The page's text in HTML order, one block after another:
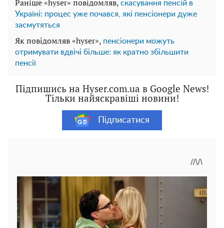
Раніше «hyser» повідомляв, скасування пенсій в
Україні: процес уже почався, які пенсіонери дуже
засмутяться
Як повідомляв «hyser», пенсіонери можуть
отримувати вдвічі більше: як кратно збільшити
пенсії
Підпишись на Hyser.com.ua в Google News!
Тільки найяскравіші новини!
Підписатися